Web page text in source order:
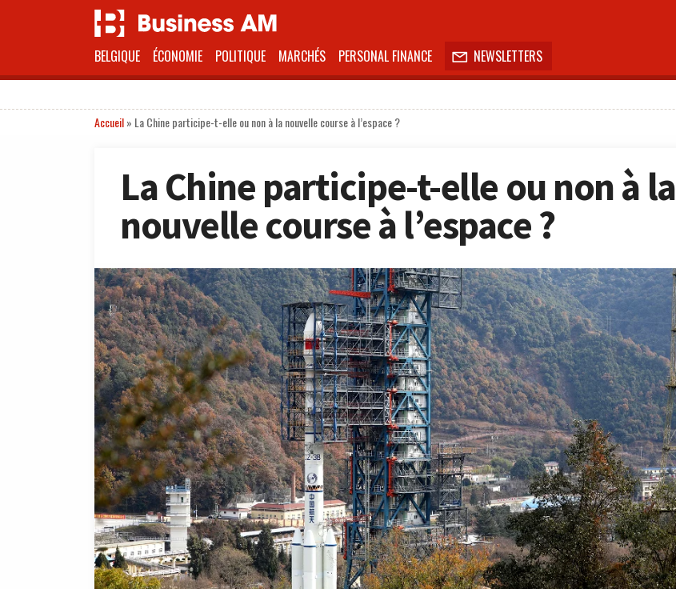
BELGIQUE ÉCONOMIE POLITIQUE MARCHÉS PERSONAL FINANCE  NEWSLETTERS
Accueil» La Chine participe-t-elle ou non à la nouvelle course à l’espace ?
La Chine participe-t-elle ou non à la
nouvelle course à l’espace ?